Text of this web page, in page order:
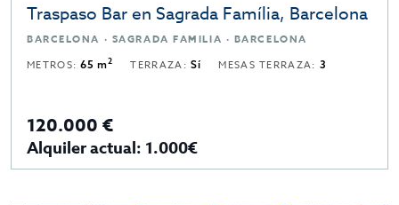
Traspaso Bar en Sagrada Família, Barcelona
BARCELONA · SAGRADA FAMILIA · BARCELONA
METROS:65 m2 TERRAZA:Sí MESAS TERRAZA: 3
120.000 €
Alquiler actual: 1.000€